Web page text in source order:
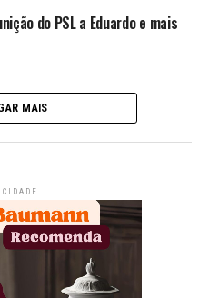
do PSL a Eduardo e mais
MAIS